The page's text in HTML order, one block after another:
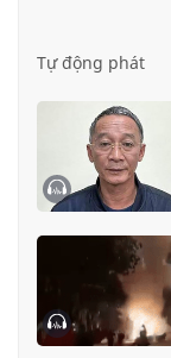
Tự động phát